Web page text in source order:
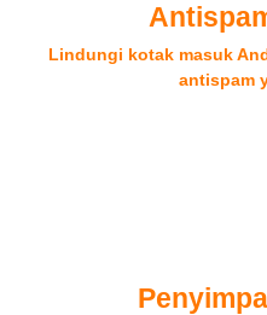
Lindungi kotak masuk
antispam